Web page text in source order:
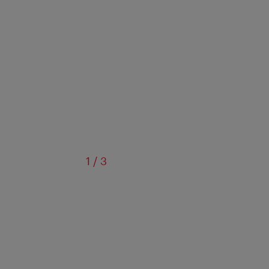
1 /sur
3